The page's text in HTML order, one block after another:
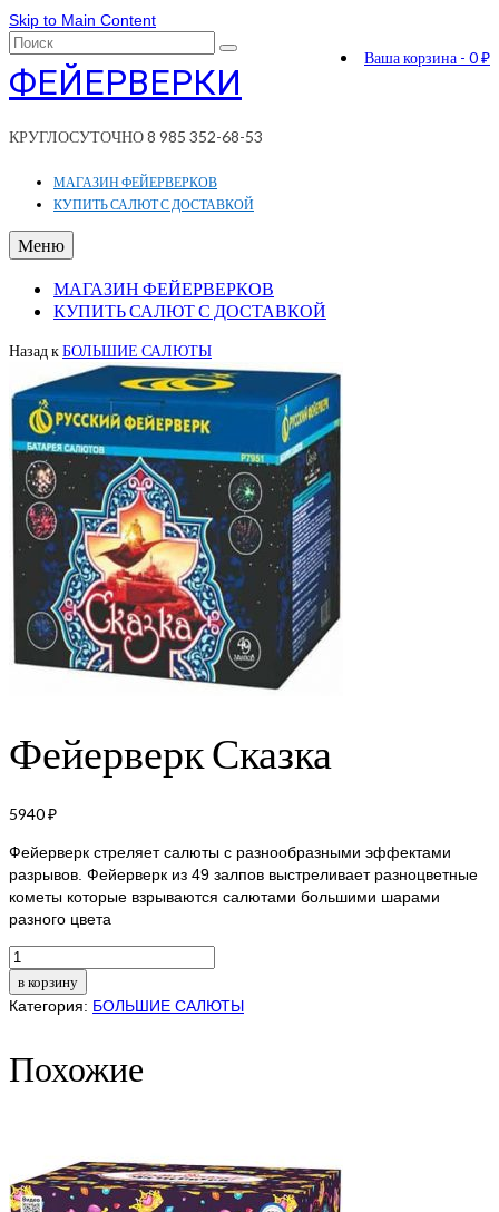
Skip to Main Content
Ваша корзина - 0₽
Поиск:
ФЕЙЕРВЕРКИ
КРУГЛОСУТОЧНО 8 985 352-68-53
МАГАЗИН ФЕЙЕРВЕРКОВ
КУПИТЬ САЛЮТ С ДОСТАВКОЙ
Меню
МАГАЗИН ФЕЙЕРВЕРКОВ
КУПИТЬ САЛЮТ С ДОСТАВКОЙ
Назад кБОЛЬШИЕ САЛЮТЫ
Фейерверк Сказка
5940₽
Фейерверк стреляет салюты с разнообразными эффектами
разрывов. Фейерверк из 49 залпов выстреливает разноцветные
кометы которые взрываются салютами большими шарами
разного цвета
Количество
товара
Фейерверк
в корзину
Категория: БОЛЬШИЕ САЛЮТЫ
Похожие